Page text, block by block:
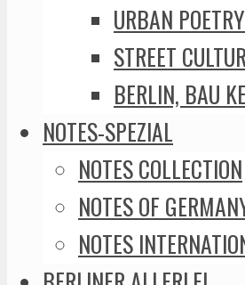
URBAN POETRY
STREET
BERLIN, BAU
NOTES-SPEZIAL
NOTES COLLECTION
NOTES OF
NOTES